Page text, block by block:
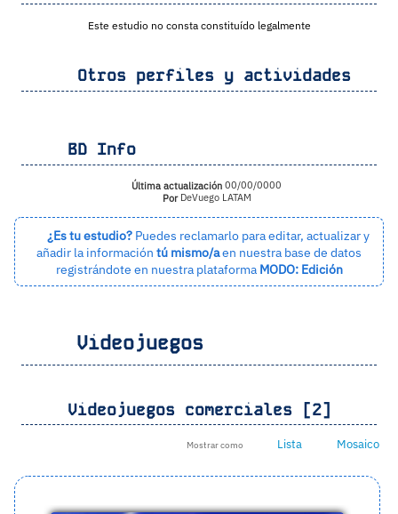
Este estudio no consta constituído legalmente
Otros perfiles y actividades
BD Info
Última actualización 00/00/0000
PorDeVuego LATAM
¿Es tu estudio? Puedes reclamarlo para editar, actualizar y
añadir la información tú mismo/aen nuestra base de datos
registrándote en nuestra plataforma MODO: Edición
Videojuegos
Videojuegos comerciales [2]
Mostrar como Lista Mosaico